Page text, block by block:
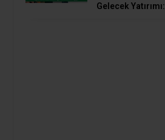
Gelecek Yatırımı: